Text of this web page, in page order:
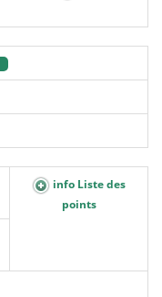
info Liste des
points